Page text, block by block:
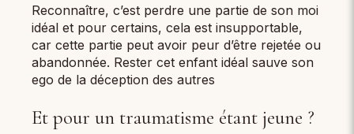
Reconnaître, c’est perdre une partie de son moi
idéal et pour certains, cela est insupportable,
car cette partie peut avoir peur d’être rejetée ou
abandonnée. Rester cet enfant idéal sauve son
ego de la déception des autres
Et pour un traumatisme étant jeune ?